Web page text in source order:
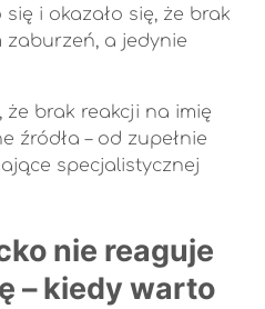
i okazało się, że brak
zaburzeń, a jedynie
że brak reakcji na imię
źródła – od zupełnie
specjalistycznej
nie reaguje
– kiedy warto